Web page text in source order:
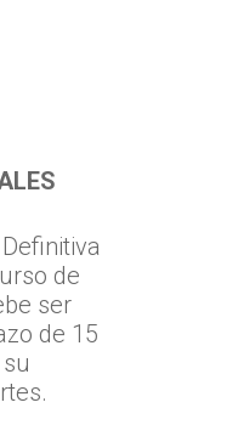
de
ser
de 15